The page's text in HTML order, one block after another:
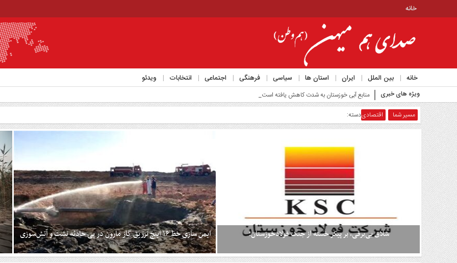
خانه
خانه بین الملل ایران استان ها سیاسی فرهنگی اجتماعی انتخابات ویدئو
خانه
منوی
خانه
بین
الملل
ایران
استان
ها
سیاسی
فرهنگی
اجتماعی
انتخابات
ویدئو
ویژه های خبری منابع آبی خوزستان به شدت کاهش یافته است_
مسیر شما دسته:اقتصادی
شلاق‌ بی‌برقی، بر پیکر خسته‌ از جنگ فولادخوزستان؛ ایمن سازی خط ۱۶ اینچ تزریق گاز مارون در پی حادثه نشت و آتش‌سوزی